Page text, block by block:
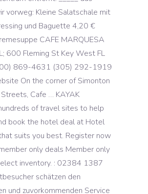
vorweg: Kleine Salatschale mit
und Baguette 4,20 €
CAFE MARQUESA
600 Fleming St Key West FL
869-4631 (305) 292-1919
On the corner of Simonton
Cafe … KAYAK
of travel sites to help
book the hotel deal at Hotel
suits you best. Register now
only deals Member only
inventory. : 02384 1387
schätzen den
und zuvorkommenden Service